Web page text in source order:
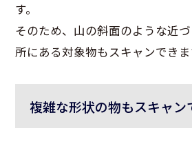
す。
そのため、山の斜面のような近
所にある対象物もスキャンできま
複雑な形状の物もスキャン